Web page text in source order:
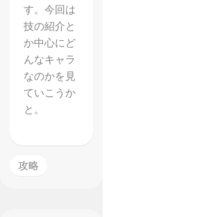
す。今回は
技の紹介と
か中心にど
んなキャラ
なのかを見
ていこうか
と。
攻略
【BBC